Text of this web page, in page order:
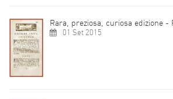
Rara, preziosa, curiosa edizione -
01 Set 2015